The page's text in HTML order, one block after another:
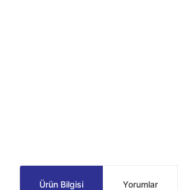
Ürün Bilgisi Yorumlar